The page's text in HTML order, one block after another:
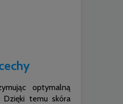
optymalną
Dzięki temu skóra